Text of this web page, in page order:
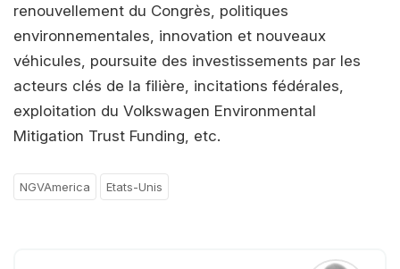
renouvellement du Congrès, politiques
environnementales, innovation et nouveaux
véhicules, poursuite des investissements par les
acteurs clés de la filière, incitations fédérales,
exploitation du Volkswagen Environmental
Mitigation Trust Funding, etc.
NGVAmerica Etats-Unis